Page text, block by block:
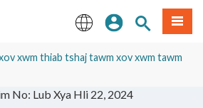
Kos Npe
Nrhiav
xwm thiab tshaj tawm xov xwm tawm
No: Lub Xya Hli 22, 2024